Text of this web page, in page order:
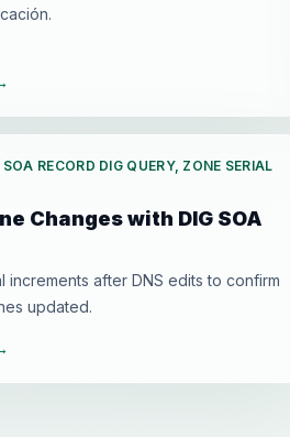
RECORD DIG QUERY, ZONE SERIAL
Changes with DIG SOA
increments after DNS edits to confirm
updated.